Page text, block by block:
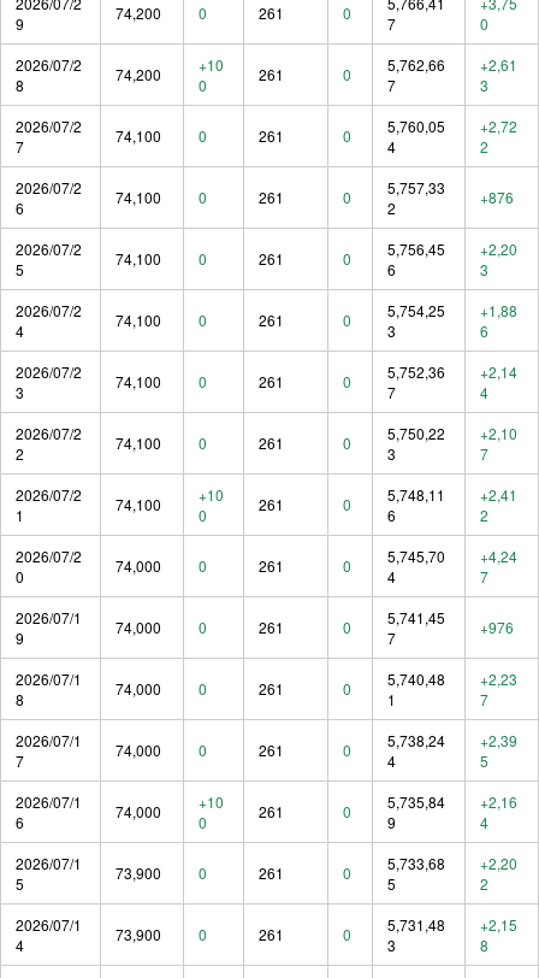
9
74,200 0 261 0
7
0
2026/07/2
8
74,200
+10
0
261 0
5,762,66
7
+2,61
3
2026/07/2
7
74,100 0 261 0
5,760,05
4
+2,72
2
2026/07/2
6
74,100 0 261 0
5,757,33
2
+876
2026/07/2
5
74,100 0 261 0
5,756,45
6
+2,20
3
2026/07/2
4
74,100 0 261 0
5,754,25
3
+1,88
6
2026/07/2
3
74,100 0 261 0
5,752,36
7
+2,14
4
2026/07/2
2
74,100 0 261 0
5,750,22
3
+2,10
7
2026/07/2
1
74,100
+10
0
261 0
5,748,11
6
+2,41
2
2026/07/2
0
74,000 0 261 0
5,745,70
4
+4,24
7
2026/07/1
9
74,000 0 261 0
5,741,45
7
+976
2026/07/1
8
74,000 0 261 0
5,740,48
1
+2,23
7
2026/07/1
7
74,000 0 261 0
5,738,24
4
+2,39
5
2026/07/1
6
74,000
+10
0
261 0
5,735,84
9
+2,16
4
2026/07/1
5
73,900 0 261 0
5,733,68
5
+2,20
2
2026/07/1
4
73,900 0 261 0
5,731,48
3
+2,15
8